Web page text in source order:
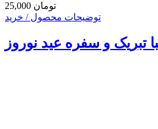
25,000 تومان
توضیحات محصول / خرید
تبریک و سفره عید نوروز